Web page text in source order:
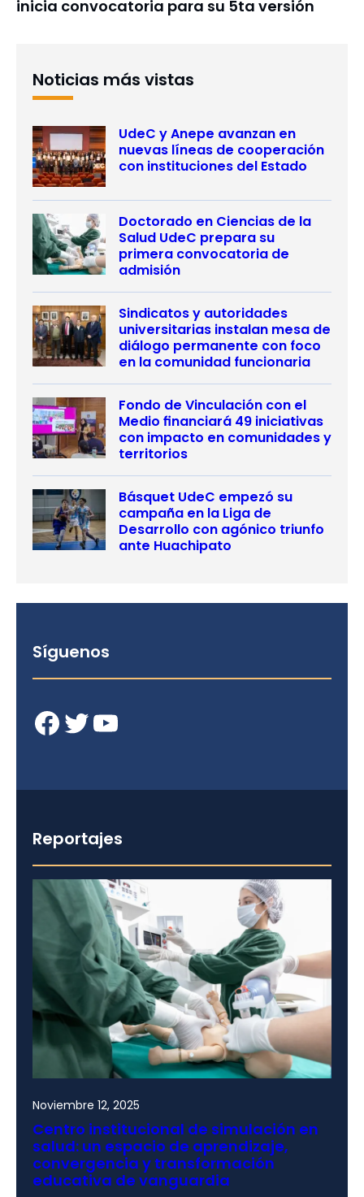
inicia convocatoria para su 5ta versión
Noticias más vistas
UdeC y Anepe avanzan en
nuevas líneas de cooperación
con instituciones del Estado
Doctorado en Ciencias de la
Salud UdeC prepara su
primera convocatoria de
admisión
Sindicatos y autoridades
universitarias instalan mesa de
diálogo permanente con foco
en la comunidad funcionaria
Fondo de Vinculación con el
Medio financiará 49 iniciativas
con impacto en comunidades y
territorios
Básquet UdeC empezó su
campaña en la Liga de
Desarrollo con agónico triunfo
ante Huachipato
Síguenos
Facebook Twitter YouTube
Reportajes
Noviembre 12, 2025
Centro institucional de simulación en
salud: un espacio de aprendizaje,
convergencia y transformación
educativa de vanguardia